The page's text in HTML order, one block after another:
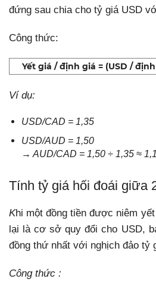
đứng sau chia cho tỷ giá USD
Công thức:
Yết giá / định giá = (USD /
Ví dụ:
USD/CAD = 1,35
USD/AUD = 1,50
→ AUD/CAD = 1,50 ÷ 1,35 ≈
Tính tỷ giá hối đoái giữa
Khi một đồng tiền được niêm
lại là cơ sở quy đổi cho USD,
đồng thứ nhất với nghịch đảo tỷ
Công thức :